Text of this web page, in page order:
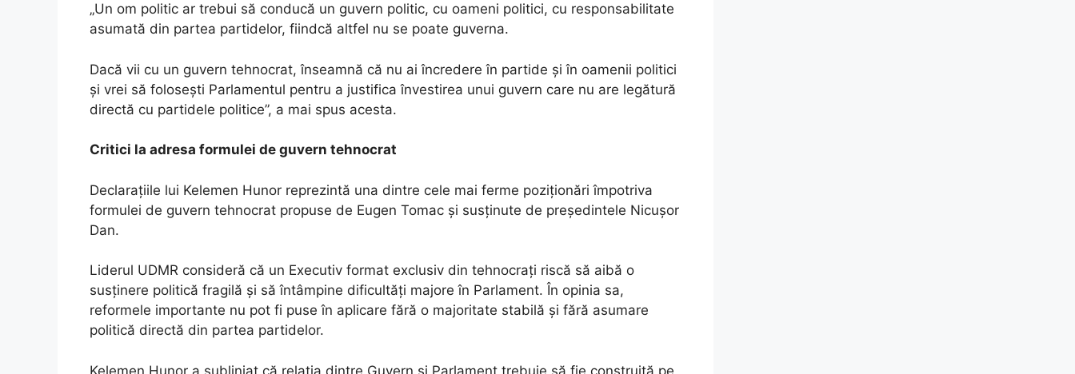
„Un om politic ar trebui să conducă un guvern politic, cu oameni politici, cu responsabilitate
asumată din partea partidelor, fiindcă altfel nu se poate guverna.
Dacă vii cu un guvern tehnocrat, înseamnă că nu ai încredere în partide și în oamenii politici
și vrei să folosești Parlamentul pentru a justifica învestirea unui guvern care nu are legătură
directă cu partidele politice”, a mai spus acesta.
Critici la adresa formulei de guvern tehnocrat
Declarațiile lui Kelemen Hunor reprezintă una dintre cele mai ferme poziționări împotriva
formulei de guvern tehnocrat propuse de Eugen Tomac și susținute de președintele Nicușor
Dan.
Liderul UDMR consideră că un Executiv format exclusiv din tehnocrați riscă să aibă o
susținere politică fragilă și să întâmpine dificultăți majore în Parlament. În opinia sa,
reformele importante nu pot fi puse în aplicare fără o majoritate stabilă și fără asumare
politică directă din partea partidelor.
Kelemen Hunor a subliniat că relația dintre Guvern și Parlament trebuie să fie construită pe